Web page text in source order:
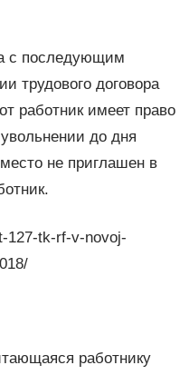
с последующим
трудового договора
работник имеет право
до дня
не приглашен в
127-tk-rf-v-novoj-
работнику